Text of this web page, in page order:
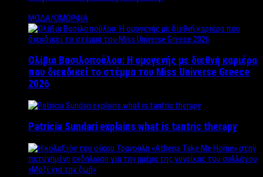
ΜΟΔΑ/ΟΜΟΡΦΙΑ
Ολίβια Βασιλοπούλου: Η ομογενής με διεθνή καριέρα
που διεκδικεί το στέμμα του Miss Universe Greece
2026
Patricia Sundari explains what is tantric therapy